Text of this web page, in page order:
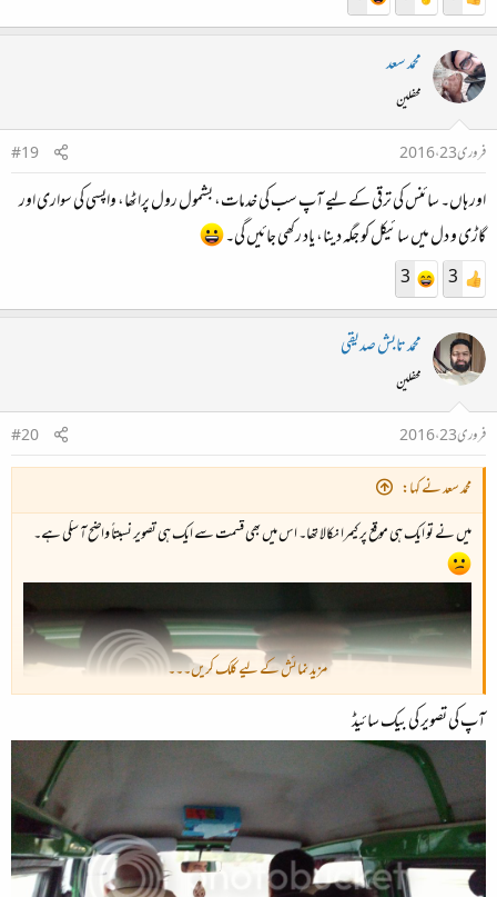
محمد سعد
محفلین
فروری 23، 2016
#19
اور ہاں۔ سائنس کی ترقی کے لیے آپ سب کی خدمات، بشمول رول پراٹھا، واپسی کی سواری اور
گاڑی و دل میں سائیکل کو جگہ دینا، یاد رکھی جائیں گی۔
3
3
محمد تابش صدیقی
محفلین
فروری 23، 2016
#20
محمد سعد نے کہا:
میں نے تو ایک ہی موقع پر کیمرا نکالا تھا۔ اس میں بھی قسمت سے ایک ہی تصویر نسبتاً واضح آ سکی ہے۔
مزید نمائش کے لیے کلک کریں۔۔۔
آپ کی تصویر کی بیک سائیڈ